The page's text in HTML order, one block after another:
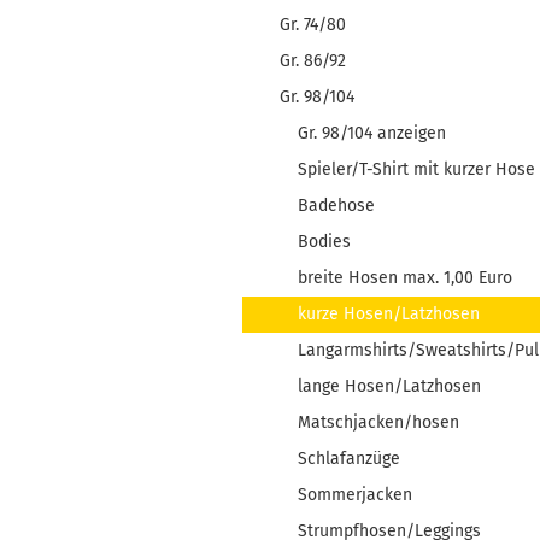
Gr. 74/80
Gr. 86/92
Gr. 98/104
Gr. 98/104 anzeigen
Spieler/T-Shirt mit kurzer Hose
Badehose
Bodies
breite Hosen max. 1,00 Euro
kurze Hosen/Latzhosen
Langarmshirts/Sweatshirts/
lange Hosen/Latzhosen
Matschjacken/hosen
Schlafanzüge
Sommerjacken
Strumpfhosen/Leggings